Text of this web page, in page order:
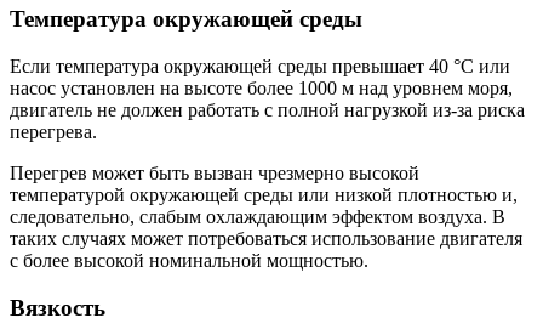
Температура окружающей среды
Если температура окружающей среды превышает 40 °C или
насос установлен на высоте более 1000 м над уровнем моря,
двигатель не должен работать с полной нагрузкой из-за риска
перегрева.
Перегрев может быть вызван чрезмерно высокой
температурой окружающей среды или низкой плотностью и,
следовательно, слабым охлаждающим эффектом воздуха. В
таких случаях может потребоваться использование двигателя
с более высокой номинальной мощностью.
Вязкость